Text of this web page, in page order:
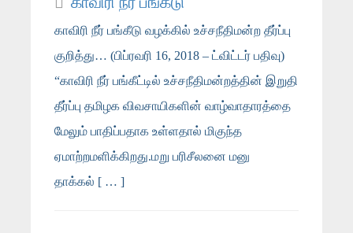
காவிரி நீர் பங்கீடு வழக்கில் உச்சநீதிமன்ற தீர்ப்பு
குறித்து… (பிப்ரவரி 16, 2018 – ட்விட்டர் பதிவு)
“காவிரி நீர் பங்கீட்டில் உச்சநீதிமன்றத்தின் இறுதி
தீர்ப்பு தமிழக விவசாயிகளின் வாழ்வாதாரத்தை
மேலும் பாதிப்பதாக உள்ளதால் மிகுந்த
ஏமாற்றமளிக்கிறது.மறு பரிசீலனை மனு
தாக்கல் [ … ]